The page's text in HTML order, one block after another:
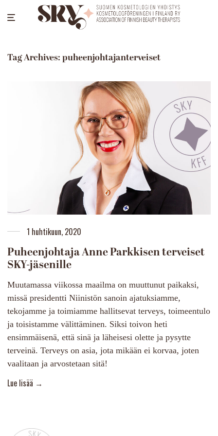
Tag Archives:puheenjohtajanterveiset
1 huhtikuun, 2020
Puheenjohtaja Anne Parkkisen terveiset
SKY-jäsenille
Muutamassa viikossa maailma on muuttunut paikaksi,
missä presidentti Niinistön sanoin ajatuksiamme,
tekojamme ja toimiamme hallitsevat terveys, toimeentulo
ja toisistamme välittäminen. Siksi toivon heti
ensimmäisenä, että sinä ja läheisesi olette ja pysytte
terveinä. Terveys on asia, jota mikään ei korvaa, joten
vaalitaan ja arvostetaan sitä!